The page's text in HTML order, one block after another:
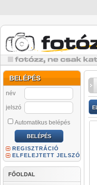
BELÉPÉS
név
jelszó
Automatikus belépés
REGISZTRÁCIÓ
ELFELEJTETT JELSZÓ
FŐOLDAL